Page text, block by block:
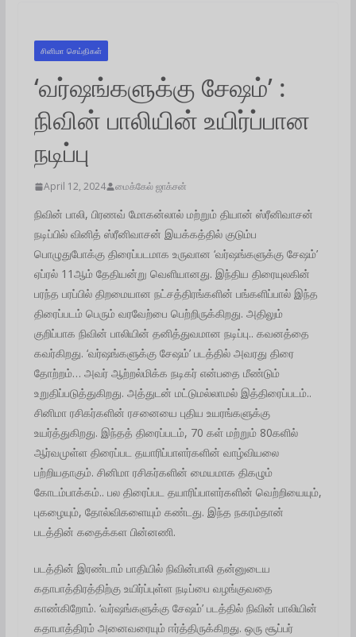
சினிமா செய்திகள்
‘வர்ஷங்களுக்கு சேஷம்’ :
நிவின் பாலியின் உயிர்ப்பான
நடிப்பு
April 12, 2024 மைக்கேல் ஜாக்சன்
நிவின் பாலி, பிரணவ் மோகன்லால் மற்றும் தியான் ஸ்ரீனிவாசன்
நடிப்பில் வினித் ஸ்ரீனிவாசன் இயக்கத்தில் குடும்ப
பொழுதுபோக்கு திரைப்படமாக உருவான ‘வர்ஷங்களுக்கு சேஷம்’
ஏப்ரல் 11ஆம் தேதியன்று வெளியானது. இந்திய திரையுலகின்
பரந்த பரப்பில் திறமையான நட்சத்திரங்களின் பங்களிப்பால் இந்த
திரைப்படம் பெரும் வரவேற்பை பெற்றிருக்கிறது. அதிலும்
குறிப்பாக நிவின் பாலியின் தனித்துவமான நடிப்பு.. கவனத்தை
கவர்கிறது. ‘வர்ஷங்களுக்கு சேஷம்’ படத்தில் அவரது திரை
தோற்றம்… அவர் ஆற்றல்மிக்க நடிகர் என்பதை மீண்டும்
உறுதிப்படுத்துகிறது. அத்துடன் மட்டுமல்லாமல் இத்திரைப்படம்..
சினிமா ரசிகர்களின் ரசனையை புதிய உயரங்களுக்கு
உயர்த்துகிறது. இந்தத் திரைப்படம், 70 கள் மற்றும் 80களில்
ஆர்வமுள்ள திரைப்பட தயாரிப்பாளர்களின் வாழ்வியலை
பற்றியதாகும். சினிமா ரசிகர்களின் மையமாக திகழும்
கோடம்பாக்கம்.. பல திரைப்பட தயாரிப்பாளர்களின் வெற்றியையும்,
புகழையும், தோல்விகளையும் கண்டது. இந்த நகரம்தான்
படத்தின் கதைக்கள பின்னணி.
படத்தின் இரண்டாம் பாதியில் நிவின்பாலி தன்னுடைய
கதாபாத்திரத்திற்கு உயிர்ப்புள்ள நடிப்பை வழங்குவதை
காண்கிறோம். ‘வர்ஷங்களுக்கு சேஷம்’ படத்தில் நிவின் பாலியின்
கதாபாத்திரம் அனைவரையும் ஈர்த்திருக்கிறது. ஒரு சூப்பர்